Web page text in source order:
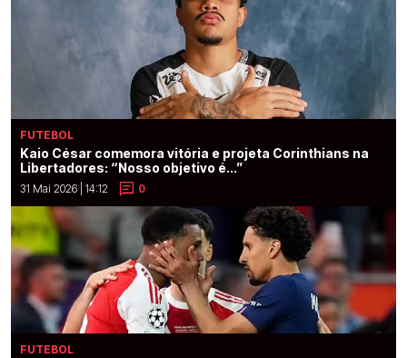
FUTEBOL
Kaio César comemora vitória e projeta Corinthians na
Libertadores: “Nosso objetivo é...”
31 Mai 2026 | 14:12 0
FUTEBOL